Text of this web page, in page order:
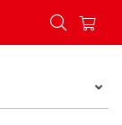
108 g - Konzum